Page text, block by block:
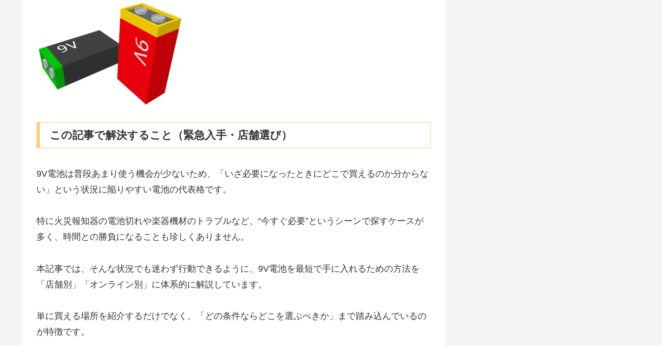
この記事で解決すること（緊急入手・店舗選び）
9V電池は普段あまり使う機会が少ないため、「いざ必要になったときにどこで買えるのか分からな
い」という状況に陥りやすい電池の代表格です。
特に火災報知器の電池切れや楽器機材のトラブルなど、“今すぐ必要”というシーンで探すケースが
多く、時間との勝負になることも珍しくありません。
本記事では、そんな状況でも迷わず行動できるように、9V電池を最短で手に入れるための方法を
「店舗別」「オンライン別」に体系的に解説しています。
単に買える場所を紹介するだけでなく、「どの条件ならどこを選ぶべきか」まで踏み込んでいるの
が特徴です。